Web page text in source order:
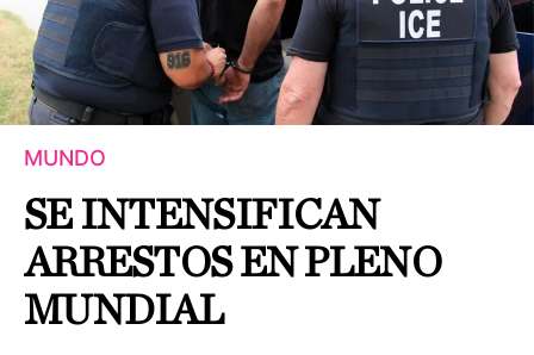
MUNDO
SE INTENSIFICAN
ARRESTOS EN PLENO
MUNDIAL